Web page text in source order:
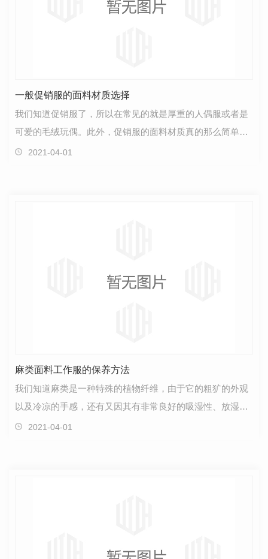
一般促销服的面料材质选择
我们知道促销服了，所以在常见的就是厚重的人偶服或者是
可爱的毛绒玩偶。此外，促销服的面料材质真的那么简单
吗？或者只有说只有做毛绒玩偶或者人偶的材料才可以做…
2021-04-01
麻类面料工作服的保养方法
我们知道麻类是一种特殊的植物纤维，由于它的粗犷的外观
以及冷凉的手感，还有又因其有非常良好的吸湿性、放湿
性，所以穿起来还是比较凉爽的，所以说它还是非常适合…
2021-04-01